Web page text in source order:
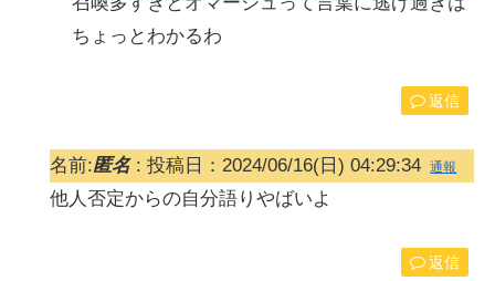
ちょっとわかるわ
返信
名前:匿名: 投稿日：2024/06/16(日) 04:29:34 通報
他人否定からの自分語りやばいよ
返信